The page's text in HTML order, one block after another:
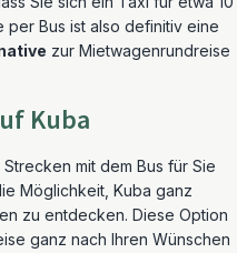
per Bus ist also definitiv eine
zur Mietwagenrundreise
Kuba
mit dem Bus für Sie
Möglichkeit, Kuba ganz
zu entdecken. Diese Option
ganz nach Ihren Wünschen